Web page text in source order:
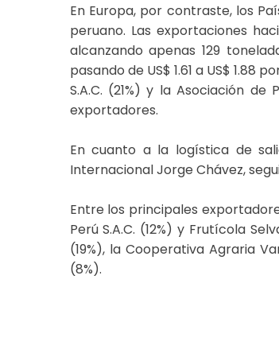
En Europa, por contraste, los
peruano. Las exportaciones
alcanzando apenas 129
pasando de US$ 1.61 a US$ 1.88
S.A.C. (21%) y la Asociación
exportadores.
En cuanto a la logística de
Internacional Jorge Chávez,
Entre los principales
Perú S.A.C. (12%) y Frutícola
(19%), la Cooperativa Agraria
(8%).